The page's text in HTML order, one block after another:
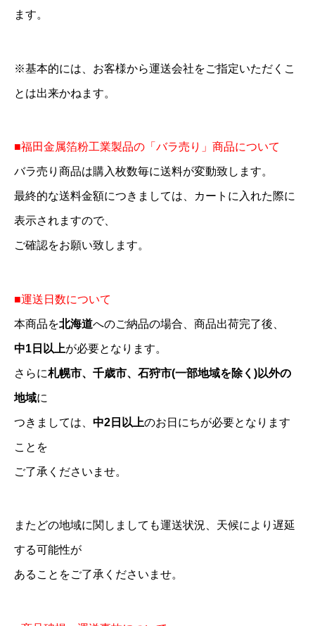
ます。
※基本的には、お客様から運送会社をご指定いただくこ
とは出来かねます。
■福田金属箔粉工業製品の「バラ売り」商品について
バラ売り商品は購入枚数毎に送料が変動致します。
最終的な送料金額につきましては、カートに入れた際に
表示されますので、
ご確認をお願い致します。
■運送日数について
本商品を北海道へのご納品の場合、商品出荷完了後、
中1日以上が必要となります。
さらに札幌市、千歳市、石狩市(一部地域を除く)以外の
地域に
つきましては、 中2日以上のお日にちが必要となります
ことを
ご了承くださいませ。
またどの地域に関しましても運送状況、天候により遅延
する可能性が
あることをご了承くださいませ。